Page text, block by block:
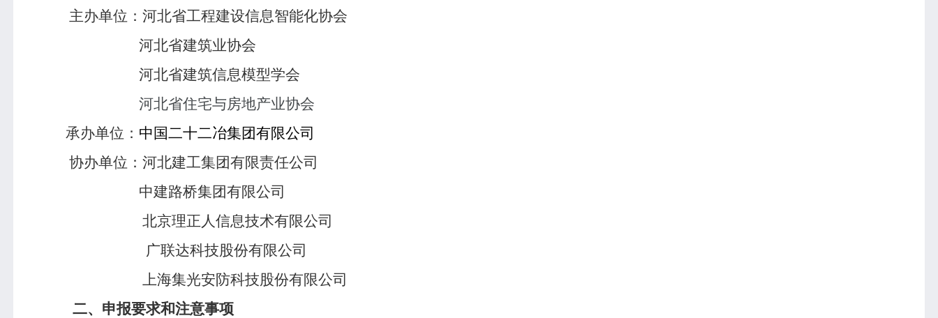
主办单位：河北省工程建设信息智能化协会
河北省建筑业协会
河北省建筑信息模型学会
河北省住宅与房地产业协会
承办单位： 中国二十二冶集团有限公司
协办单位：河北建工集团有限责任公司
中建路桥集团有限公司
北京理正人信息技术有限公司
广联达科技股份有限公司
上海集光安防科技股份有限公司
二、申报要求和注意事项